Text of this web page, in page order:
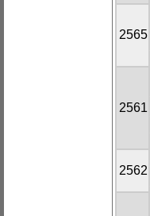
2565
2561
2562